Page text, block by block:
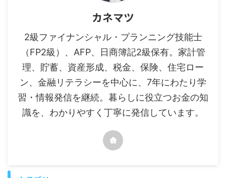
カネマツ
2級ファイナンシャル・プランニング技能士
（FP2級）、AFP、日商簿記2級保有。家計管
理、貯蓄、資産形成、税金、保険、住宅ロー
ン、金融リテラシーを中心に、7年にわたり学
習・情報発信を継続。暮らしに役立つお金の知
識を、わかりやすく丁寧に発信しています。